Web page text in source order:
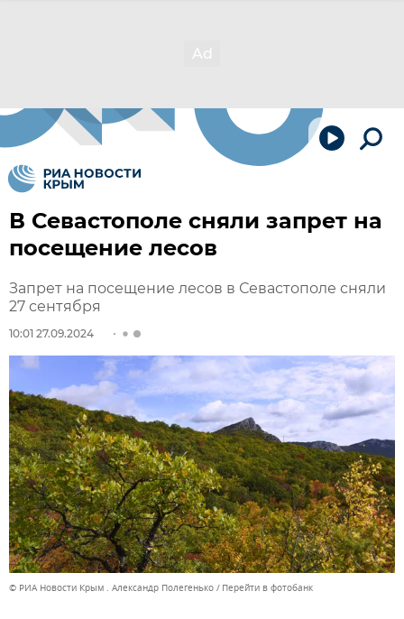
В Севастополе сняли запрет на
посещение лесов
Запрет на посещение лесов в Севастополе сняли
27 сентября
10:01 27.09.2024
© РИА Новости Крым . Александр Полегенько Перейти в фотобанк